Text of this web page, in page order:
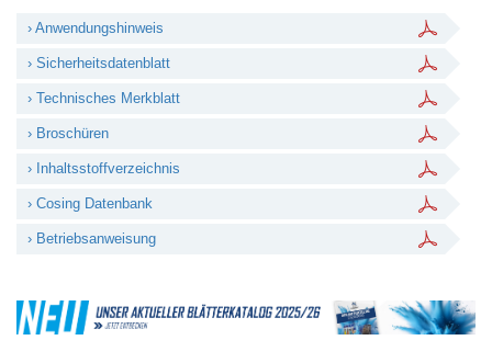
› Anwendungshinweis
› Sicherheitsdatenblatt
› Technisches Merkblatt
› Broschüren
› Inhaltsstoffverzeichnis
› Cosing Datenbank
› Betriebsanweisung